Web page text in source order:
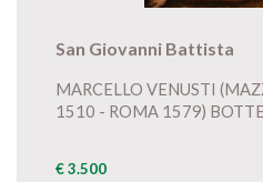
San Giovanni Battista
MARCELLO VENUSTI
1510 - ROMA 1579)
€ 3.500